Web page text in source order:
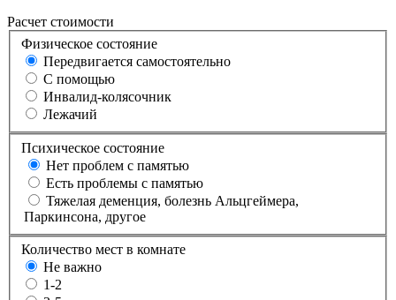
Расчет стоимости
Физическое состояние
Передвигается самостоятельно
С помощью
Инвалид-колясочник
Лежачий
Психическое состояние
Нет проблем с памятью
Есть проблемы с памятью
Тяжелая деменция, болезнь Альцгеймера,
Паркинсона, другое
Количество мест в комнате
Не важно
1-2